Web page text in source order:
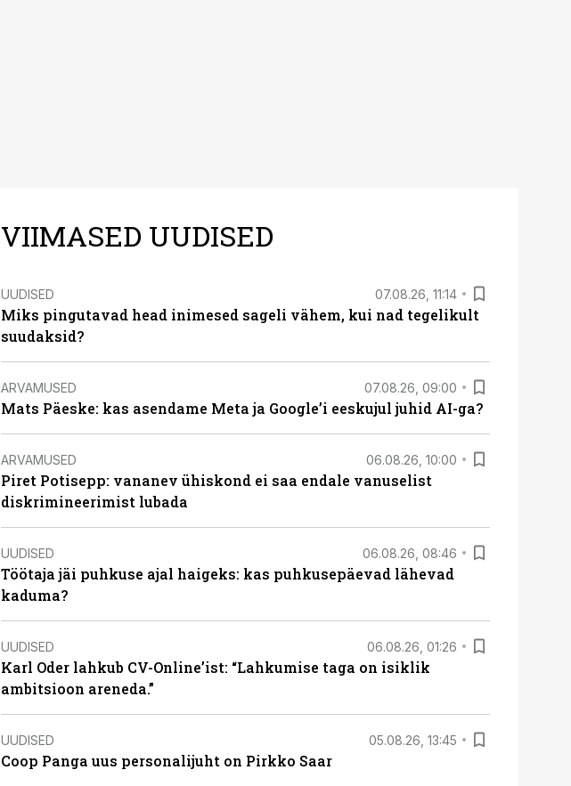
VIIMASED UUDISED
UUDISED 07.08.26, 11:14
Miks pingutavad head inimesed sageli vähem, kui nad tegelikult
suudaksid?
ARVAMUSED 07.08.26, 09:00
Mats Päeske: kas asendame Meta ja Google’i eeskujul juhid AI-ga?
ARVAMUSED 06.08.26, 10:00
Piret Potisepp: vananev ühiskond ei saa endale vanuselist
diskrimineerimist lubada
UUDISED 06.08.26, 08:46
Töötaja jäi puhkuse ajal haigeks: kas puhkusepäevad lähevad
kaduma?
UUDISED 06.08.26, 01:26
Karl Oder lahkub CV-Online’ist: “Lahkumise taga on isiklik
ambitsioon areneda.”
UUDISED 05.08.26, 13:45
Coop Panga uus personalijuht on Pirkko Saar